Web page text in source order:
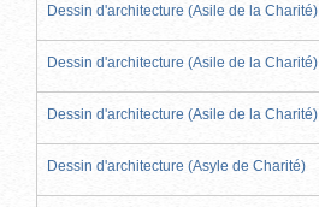
Dessin d'architecture (Asile de la Charité)
Dessin d'architecture (Asile de la Charité)
Dessin d'architecture (Asile de la Charité)
Dessin d'architecture (Asyle de Charité)